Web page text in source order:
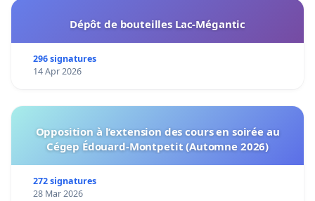
Dépôt de bouteilles Lac-Mégantic
296 signatures
14 Apr 2026
Opposition à l’extension des cours en soirée au
Cégep Édouard-Montpetit (Automne 2026)
272 signatures
28 Mar 2026